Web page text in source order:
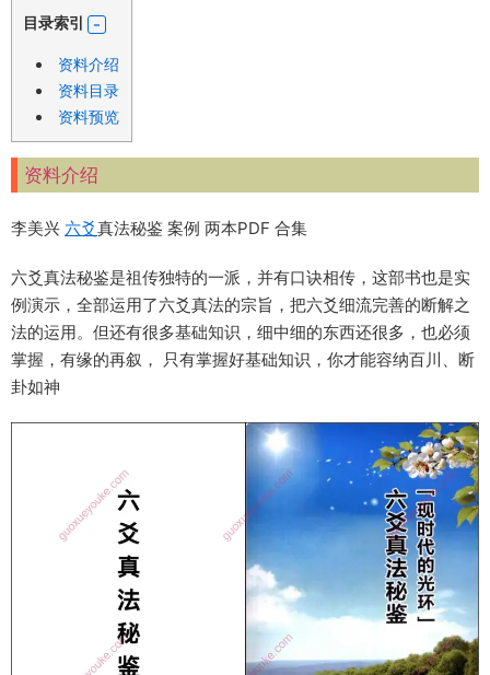
目录索引
资料介绍
资料目录
资料预览
资料介绍
李美兴 六爻真法秘鉴 案例 两本PDF 合集
六爻真法秘鉴是祖传独特的一派，并有口诀相传，这部书也是实
例演示，全部运用了六爻真法的宗旨，把六爻细流完善的断解之
法的运用。但还有很多基础知识，细中细的东西还很多，也必须
掌握，有缘的再叙， 只有掌握好基础知识，你才能容纳百川、断
卦如神